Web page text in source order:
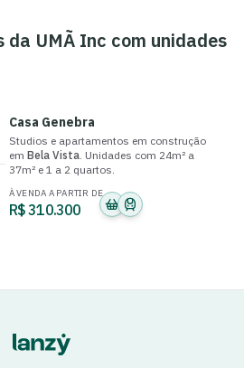
da UMÃ Inc com unidades
Casa Genebra
Studios e apartamentos em construção
em Bela Vista. Unidades com 24m² a
37m²e 1 a 2 quartos
À VENDA A PARTIR DE
R$ 310.300